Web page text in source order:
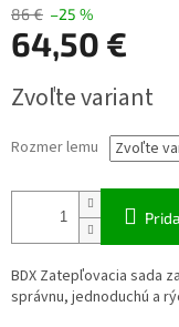
86 € –25 %
64,50 €
cena:
Zvoľte variant
Rozmer lemu
BDX Zatepľovacia sada
správnu, jednoduchú a